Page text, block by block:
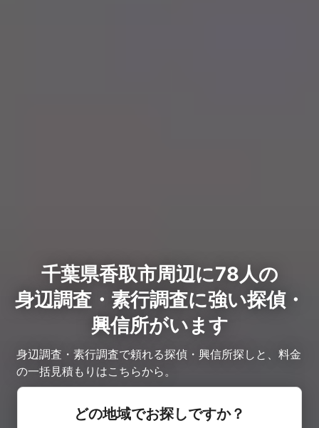
千葉県香取市周辺に78人の
身辺調査・素行調査に強い探偵・
興信所がいます
身辺調査・素行調査で頼れる探偵・興信所探しと、料金
の一括見積もりはこちらから。
どの地域でお探しですか？